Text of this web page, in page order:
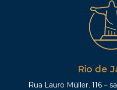
Rio de
Rua Lauro Müller, 116 –